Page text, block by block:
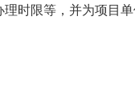
时限等，并为项目